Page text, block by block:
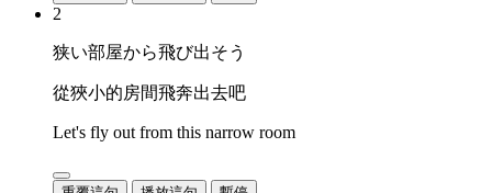
2
狭い部屋から飛び出そう
從狹小的房間飛奔出去吧
Let's fly out from this narrow room